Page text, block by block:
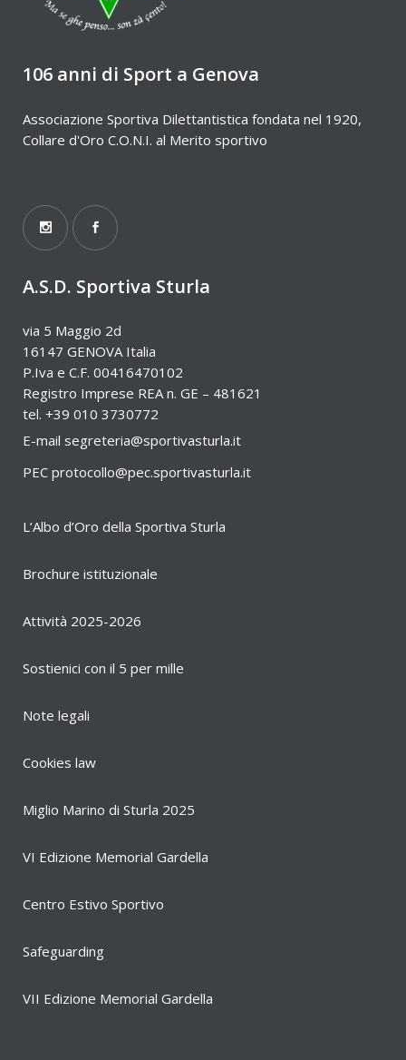
106 anni di Sport a Genova
Associazione Sportiva Dilettantistica fondata nel 1920,
Collare d'Oro C.O.N.I. al Merito sportivo
A.S.D. Sportiva Sturla
via 5 Maggio 2d
16147 GENOVA Italia
P.Iva e C.F. 00416470102
Registro Imprese REA n. GE – 481621
tel. +39 010 3730772
E-mail segreteria@sportivasturla.it
PEC protocollo@pec.sportivasturla.it
L’Albo d’Oro della Sportiva Sturla
Brochure istituzionale
Attività 2025-2026
Sostienici con il 5 per mille
Note legali
Cookies law
Miglio Marino di Sturla 2025
VI Edizione Memorial Gardella
Centro Estivo Sportivo
Safeguarding
VII Edizione Memorial Gardella